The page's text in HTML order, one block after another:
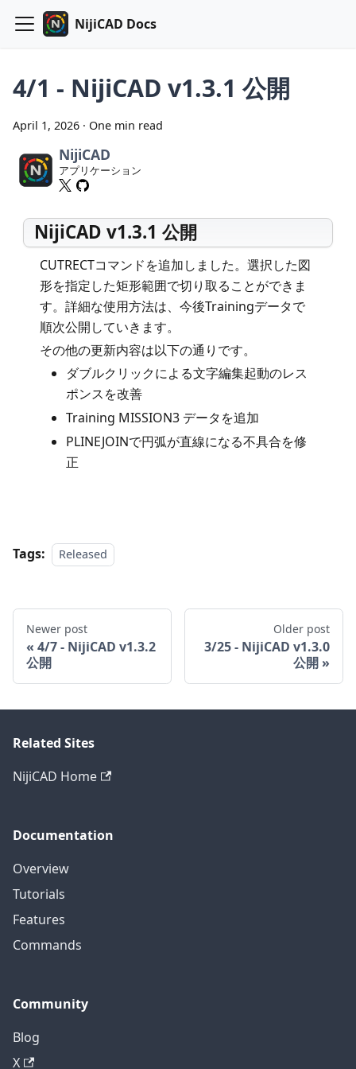
NijiCAD Docs
4/1 - NijiCAD v1.3.1 公開
April 1, 2026 · One min read
NijiCAD
アプリケーション
NijiCAD v1.3.1 公開
CUTRECTコマンドを追加しました。選択した図
形を指定した矩形範囲で切り取ることができま
す。詳細な使用方法は、今後Trainingデータで
順次公開していきます。
その他の更新内容は以下の通りです。
ダブルクリックによる文字編集起動のレス
ポンスを改善
Training MISSION3 データを追加
PLINEJOINで円弧が直線になる不具合を修
正
Tags: Released
Newer post
4/7 - NijiCAD v1.3.2
公開
Older post
3/25 - NijiCAD v1.3.0
公開
Related Sites
NijiCAD Home
Documentation
Overview
Tutorials
Features
Commands
Community
Blog
X